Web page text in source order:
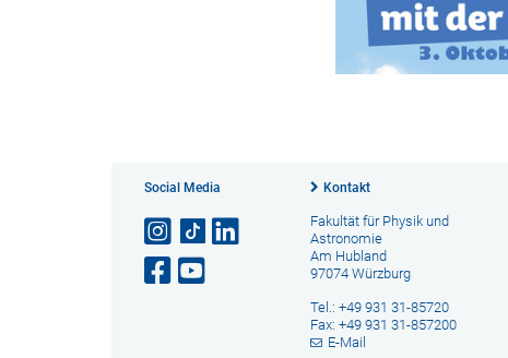
Social Media Kontakt
Fakultät für Physik und
Astronomie
Am Hubland
97074 Würzburg
Tel.: +49 931 31-85720
Fax: +49 931 31-857200
E-Mail